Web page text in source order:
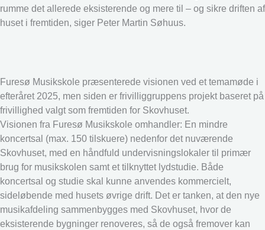
rumme det allerede eksisterende og mere til – og sikre driften af
huset i fremtiden, siger Peter Martin Søhuus.
Furesø Musikskole præsenterede visionen ved et temamøde i
efteråret 2025, men siden er frivilliggruppens projekt baseret på
frivillighed valgt som fremtiden for Skovhuset.
Visionen fra Furesø Musikskole omhandler: En mindre
koncertsal (max. 150 tilskuere) nedenfor det nuværende
Skovhuset, med en håndfuld undervisningslokaler til primær
brug for musikskolen samt et tilknyttet lydstudie. Både
koncertsal og studie skal kunne anvendes kommercielt,
sideløbende med husets øvrige drift. Det er tanken, at den nye
musikafdeling sammenbygges med Skovhuset, hvor de
eksisterende bygninger renoveres, så de også fremover kan